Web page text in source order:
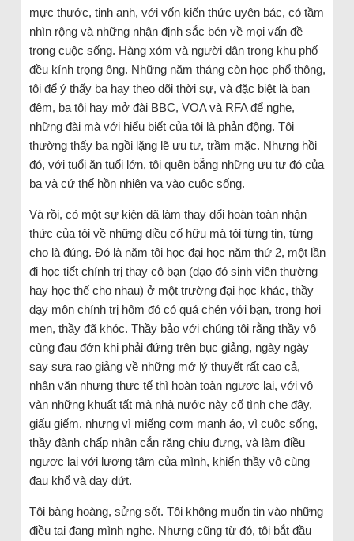
mực thước, tinh anh, với vốn kiến thức uyên bác, có tầm
nhìn rộng và những nhận định sắc bén về mọi vấn đề
trong cuộc sống. Hàng xóm và người dân trong khu phố
đều kính trọng ông. Những năm tháng còn học phổ thông,
tôi để ý thấy ba hay theo dõi thời sự, và đặc biệt là ban
đêm, ba tôi hay mở đài BBC, VOA và RFA để nghe,
những đài mà với hiểu biết của tôi là phản động. Tôi
thường thấy ba ngồi lặng lẽ ưu tư, trầm mặc. Nhưng hồi
đó, với tuổi ăn tuổi lớn, tôi quên bẵng những ưu tư đó của
ba và cứ thế hồn nhiên va vào cuộc sống.
Và rồi, có một sự kiện đã làm thay đổi hoàn toàn nhận
thức của tôi về những điều cố hữu mà tôi từng tin, từng
cho là đúng. Đó là năm tôi học đại học năm thứ 2, một lần
đi học tiết chính trị thay cô bạn (dạo đó sinh viên thường
hay học thế cho nhau) ở một trường đại học khác, thầy
dạy môn chính trị hôm đó có quá chén với bạn, trong hơi
men, thầy đã khóc. Thầy bảo với chúng tôi rằng thầy vô
cùng đau đớn khi phải đứng trên bục giảng, ngày ngày
say sưa rao giảng về những mớ lý thuyết rất cao cả,
nhân văn nhưng thực tế thì hoàn toàn ngược lại, với vô
vàn những khuất tất mà nhà nước này cố tình che đậy,
giấu giếm, nhưng vì miếng cơm manh áo, vì cuộc sống,
thầy đành chấp nhận cắn răng chịu đựng, và làm điều
ngược lại với lương tâm của mình, khiến thầy vô cùng
đau khổ và day dứt.
Tôi bàng hoàng, sửng sốt. Tôi không muốn tin vào những
điều tai đang mình nghe. Nhưng cũng từ đó, tôi bắt đầu